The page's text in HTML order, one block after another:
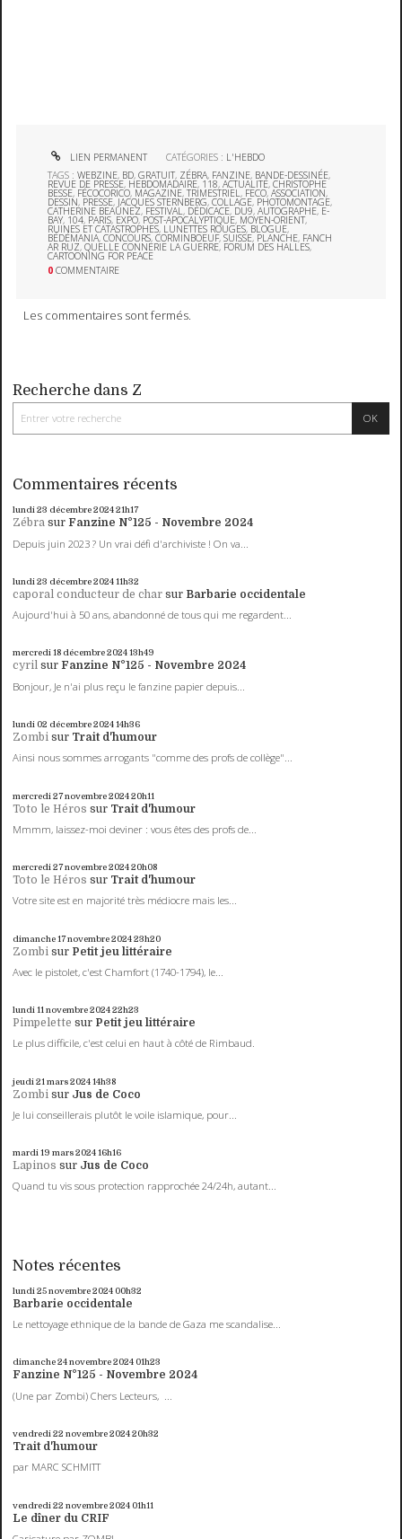
LIEN PERMANENT CATÉGORIES : L'HEBDO
TAGS :WEBZINE, BD,GRATUIT, ZÉBRA, FANZINE, BANDE-DESSINÉE,
REVUE DE PRESSE, HEBDOMADAIRE, 118,ACTUALITÉ,CHRISTOPHE
BESSE, FÉCOCORICO, MAGAZINE,TRIMESTRIEL, FECO,ASSOCIATION,
DESSIN, PRESSE, JACQUES STERNBERG,COLLAGE, PHOTOMONTAGE,
CATHERINE BEAUNEZ, FESTIVAL, DÉDICACE, DU9,AUTOGRAPHE, E-
BAY, 104, PARIS, EXPO,POST-APOCALYPTIQUE, MOYEN-ORIENT,
RUINES ET CATASTROPHES, LUNETTES ROUGES, BLOGUE,
BÉDÉMANIA,CONCOURS,CORMINBOEUF,SUISSE, PLANCHE, FANCH
AR RUZ,QUELLE CONNERIE LA GUERRE, FORUM DES HALLES,
CARTOONING FOR PEACE
0 COMMENTAIRE
Les commentaires sont fermés.
Recherche dans Z
Commentaires récents
lundi 23 décembre 202421h17
Zébra sur Fanzine N°125 - Novembre 2024
Depuis juin 2023 ? Un vrai défi d'archiviste ! On va...
lundi 23 décembre 202411h32
caporal conducteur de char sur Barbarie occidentale
Aujourd'hui à 50 ans, abandonné de tous qui me regardent...
mercredi 18 décembre 202413h49
cyril sur Fanzine N°125 - Novembre 2024
Bonjour, Je n'ai plus reçu le fanzine papier depuis...
lundi 02 décembre 202414h36
Zombi sur Trait d'humour
Ainsi nous sommes arrogants "comme des profs de collège"...
mercredi 27novembre 202420h11
Toto le Héros sur Trait d'humour
Mmmm, laissez-moi deviner : vous êtes des profs de...
mercredi 27novembre 202420h08
Toto le Héros sur Trait d'humour
Votre site est en majorité très médiocre mais les...
dimanche 17novembre 202423h20
Zombi sur Petit jeu littéraire
Avec le pistolet, c'est Chamfort (1740-1794), le...
lundi 11novembre 202422h23
Pimpelette sur Petit jeu littéraire
Le plus difficile, c'est celui en haut à côté de Rimbaud.
jeudi 21 mars 202414h38
Zombi sur Jus de Coco
Je lui conseillerais plutôt le voile islamique, pour...
mardi 19 mars 202416h16
Lapinos sur Jus de Coco
Quand tu vis sous protection rapprochée 24/24h, autant...
Notes récentes
lundi 25novembre 2024 00h32
Barbarie occidentale
Le nettoyage ethnique de la bande de Gaza me scandalise...
dimanche 24novembre 2024 01h23
Fanzine N°125 - Novembre 2024
(Une par Zombi) Chers Lecteurs, ...
vendredi 22 novembre 202420h32
Trait d'humour
par MARC SCHMITT
vendredi 22 novembre 2024 01h11
Le dîner du CRIF